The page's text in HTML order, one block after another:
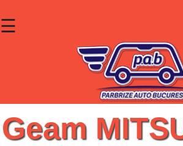
☰
Lunete
Geamuri
Contact
Geam